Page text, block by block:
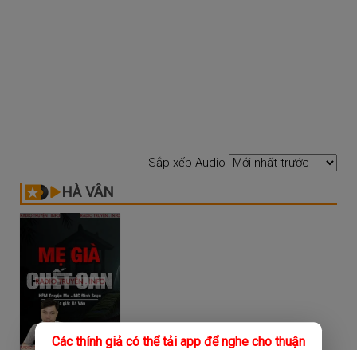
Các thính giả có thể tải app để nghe cho thuận
Sắp xếp Audio
HÀ VÂN